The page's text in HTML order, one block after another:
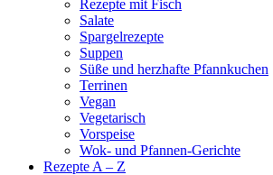
Rezepte mit Fisch
Salate
Spargelrezepte
Suppen
Süße und herzhafte Pfannkuchen
Terrinen
Vegan
Vegetarisch
Vorspeise
Wok- und Pfannen-Gerichte
Rezepte A – Z